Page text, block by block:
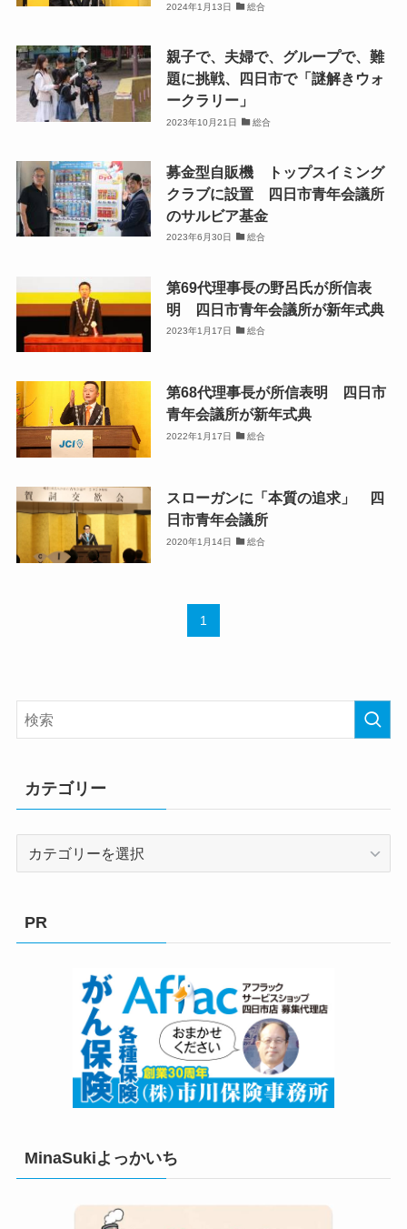
2024年1月13日 総合
親子で、夫婦で、グループで、難
題に挑戦、四日市で「謎解きウォ
ークラリー」
2023年10月21日 総合
募金型自販機 トップスイミング
クラブに設置 四日市青年会議所
のサルビア基金
2023年6月30日 総合
第69代理事長の野呂氏が所信表
明 四日市青年会議所が新年式典
2023年1月17日 総合
第68代理事長が所信表明 四日市
青年会議所が新年式典
2022年1月17日 総合
スローガンに「本質の追求」 四
日市青年会議所
2020年1月14日 総合
1
カテゴリー
PR
MinaSukiよっかいち